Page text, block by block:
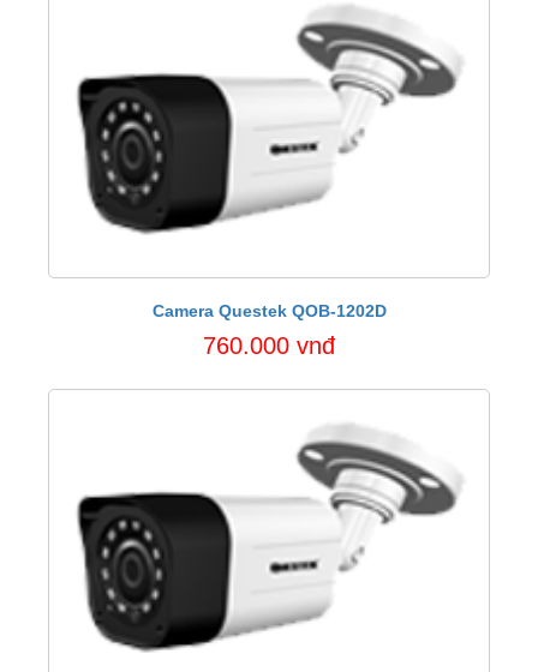
Camera Questek QOB-1202D
760.000 vnđ